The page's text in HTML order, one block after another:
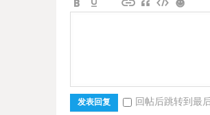
发表回复 回帖后跳转到最